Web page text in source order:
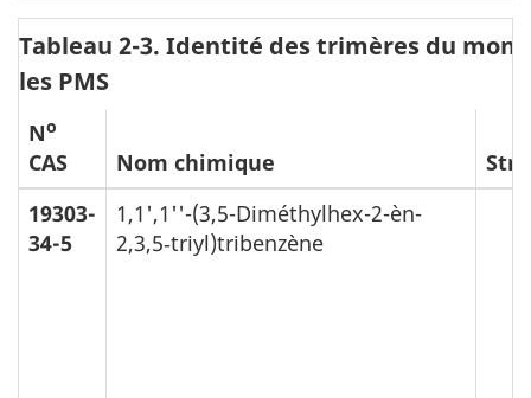
Tableau 2-3. Identité des trimères du
les PMS
No
CAS Nom chimique
19303-
34-5
1,1',1''-(3,5-Diméthylhex-2-èn-
2,3,5‑triyl)tribenzène